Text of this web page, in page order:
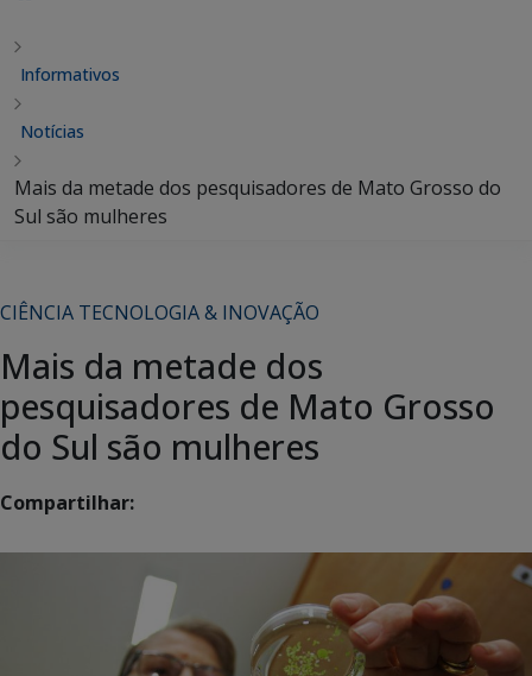
Informativos
Notícias
Mais da metade dos pesquisadores de Mato Grosso do
Sul são mulheres
CIÊNCIA TECNOLOGIA & INOVAÇÃO
Mais da metade dos
pesquisadores de Mato Grosso
do Sul são mulheres
Compartilhar: